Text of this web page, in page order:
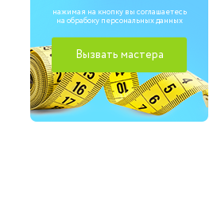
нажимая на кнопку вы соглашаетесь
на обрабоку персональных данных